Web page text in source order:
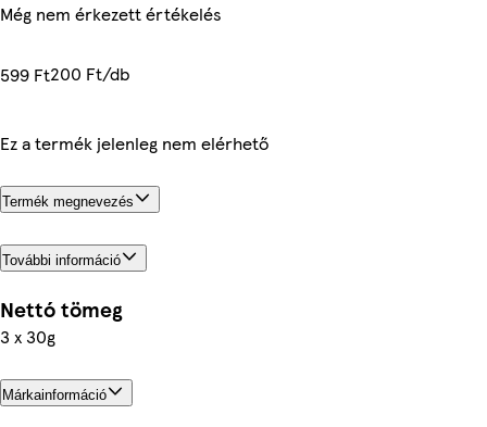
Még nem érkezett értékelés
599 Ft200 Ft/db
Ez a termék jelenleg nem elérhető
Termék megnevezés
További információ
Nettó tömeg
3 x 30g
Márkainformáció